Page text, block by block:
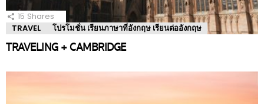
15 Shares
TRAVEL
โปรโมชั่น เรียนภาษาที่อังกฤษ เรียนต่ออังกฤษ
TRAVELING + CAMBRIDGE